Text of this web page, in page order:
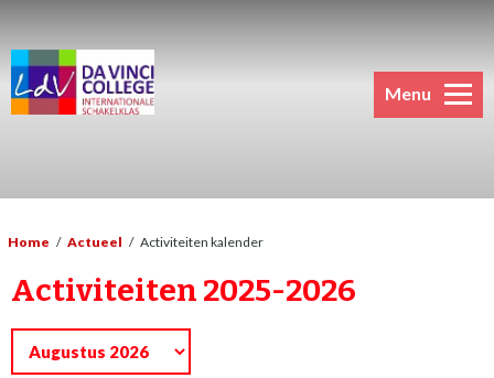
Menu
Home / Actueel / Activiteiten kalender
Activiteiten 2025-2026